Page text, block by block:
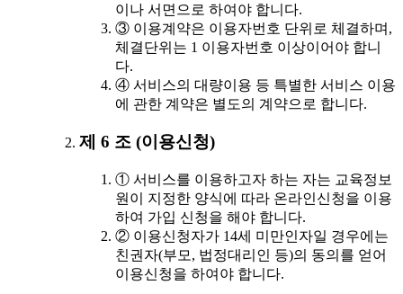
이나 서면으로 하여야 합니다.
③ 이용계약은 이용자번호 단위로 체결하며,
체결단위는 1 이용자번호 이상이어야 합니
다.
④ 서비스의 대량이용 등 특별한 서비스 이용
에 관한 계약은 별도의 계약으로 합니다.
제 6 조 (이용신청)
① 서비스를 이용하고자 하는 자는 교육정보
원이 지정한 양식에 따라 온라인신청을 이용
하여 가입 신청을 해야 합니다.
② 이용신청자가 14세 미만인자일 경우에는
친권자(부모, 법정대리인 등)의 동의를 얻어
이용신청을 하여야 합니다.